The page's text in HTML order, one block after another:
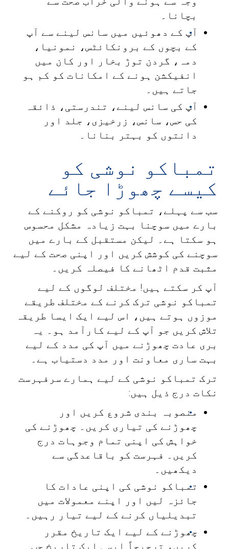
بچانا۔
آپ کے دھوئیں میں سانس لینے سے آپ
کے بچوں کے برونکائٹس، نمونیا،
دمہ، گردن توڑ بخار اور کان میں
انفیکشن ہونے کے امکانات کو کم ہو
جاتے ہیں۔
آپ کی سانس لینے، تندرستی، ذائقہ
کی حس، سانس، زرخیزی، جلد اور
دانتوں کو بہتر بنانا۔
تمباکو نوشی کو
کیسے چھوڑا جائے
سب سے پہلے، تمباکو نوشی کو روکنے کے
بارے میں سوچنا بہت زیادہ مشکل محسوس
ہو سکتا ہے۔ لیکن مستقبل کے بارے میں
سوچنے کی کوشش کریں اور اپنی صحت کے لیے
مثبت قدم اٹھانے کا فیصلہ کریں۔
آپ کر سکتے ہیں! مختلف لوگوں کے لیے
تمباکو نوشی ترک کرنے کے مختلف طریقے
موزوں ہوتے ہیں، اس لیے ایک ایسا طریقہ
تلاش کریں جو آپ کے لیے کارآمد ہو۔ یہ
بری عادت چھوڑنے میں آپ کی مدد کے لیے
بہت ساری معاونت اور مدد دستیاب ہے۔
ترک تمباکو نوشی کے لیے ہمارے سرفہرست
نکات درج ذیل ہیں:
منصوبہ بندی شروع کریں اور
چھوڑنے کی تیاری کریں۔ چھوڑنے کی
خواہش کی اپنی تمام وجوہات درج
کریں۔ فہرست کو باقاعدگی سے
دیکھیں۔
تمباکو نوشی کی اپنی عادات کا
جائزہ لیں اور اپنے معمولات میں
تبدیلیاں کرنے کے لیے تیار رہیں۔
چھوڑنے کے لیے ایک تاریخ مقرر
کریں، ترجیحاً ایسی ایک تاریخ جب